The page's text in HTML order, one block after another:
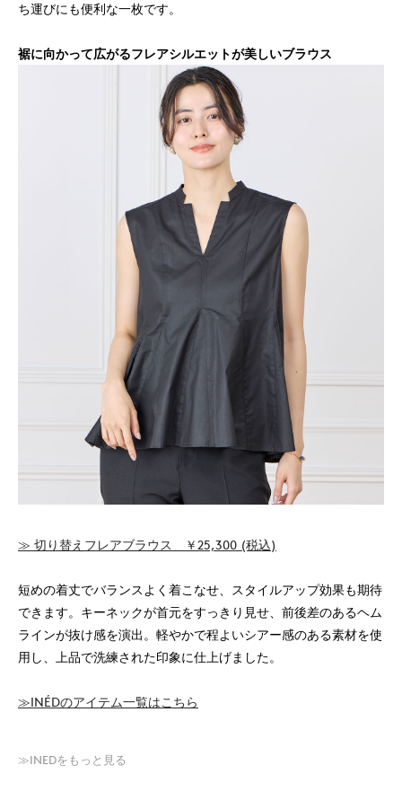
ち運びにも便利な一枚です。
裾に向かって広がるフレアシルエットが美しいブラウス
≫ 切り替えフレアブラウス ￥25,300 (税込)
短めの着丈でバランスよく着こなせ、スタイルアップ効果も期待
できます。キーネックが首元をすっきり見せ、前後差のあるヘム
ラインが抜け感を演出。軽やかで程よいシアー感のある素材を使
用し、上品で洗練された印象に仕上げました。
≫INÉDのアイテム一覧はこちら
≫INEDをもっと見る